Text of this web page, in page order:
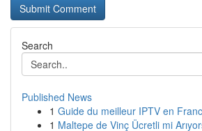
Search
Published News
1 Guide du meilleur IPTV en
1 Maltepe de Vinç Ücretli mi